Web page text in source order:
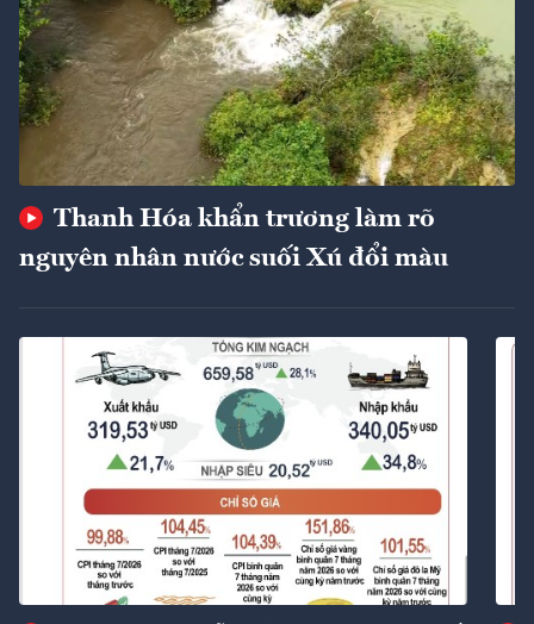
Thanh Hóa khẩn trương làm rõ
nguyên nhân nước suối Xú đổi màu